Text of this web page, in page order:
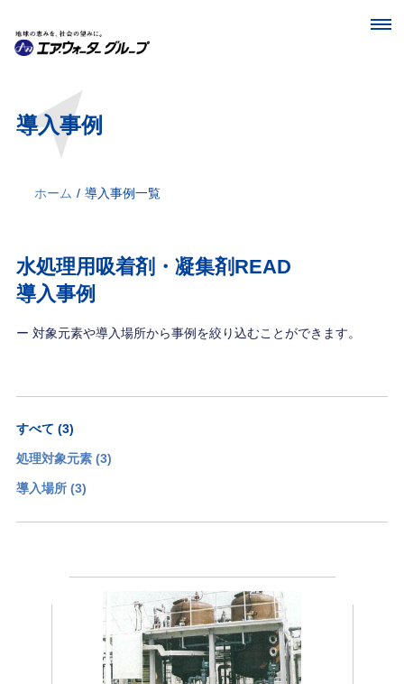
導入事例
ホーム / 導入事例一覧
水処理用吸着剤・凝集剤READ
導入事例
ー 対象元素や導入場所から事例を絞り込むことができます。
すべて (3)
処理対象元素 (3)
導入場所 (3)